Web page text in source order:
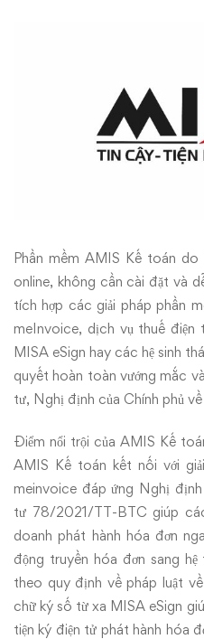
Phần mềm AMIS Kế toán
online, không cần cài đặt và
tích hợp các giải pháp phần
meInvoice, dịch vụ thuế
MISA eSign hay các hệ sinh
quyết hoàn toàn vướng mắc
tư, Nghị định của Chính phủ
Điểm nổi trội của AMIS Kế
AMIS Kế toán kết nối với
meinvoice đáp ứng Nghị
tư 78/2021/TT-BTC giúp
doanh phát hành hóa đơn
động truyền hóa đơn sang
theo quy định về pháp luật
chữ ký số từ xa MISA eSign
tiện ký điện tử phát hành hóa